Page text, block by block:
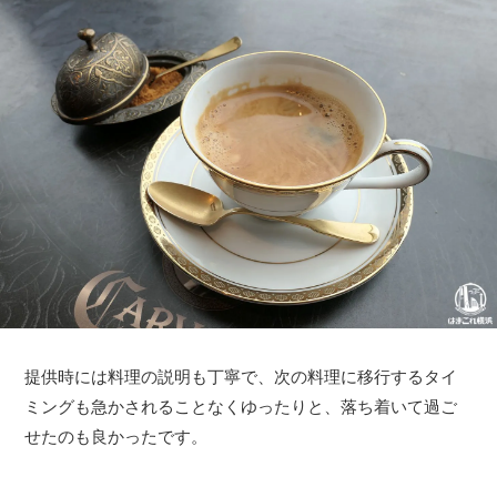
提供時には料理の説明も丁寧で、次の料理に移行するタイ
ミングも急かされることなくゆったりと、落ち着いて過ご
せたのも良かったです。